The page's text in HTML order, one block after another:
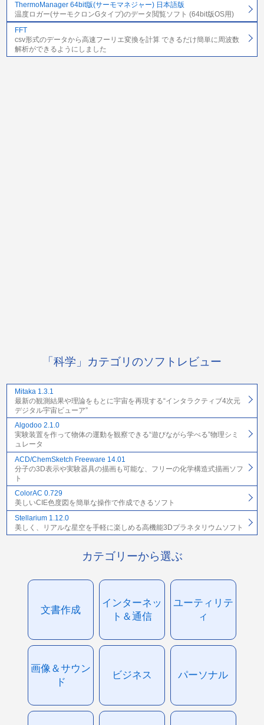
ThermoManager 64bit版(サーモマネジャー) 日本語版
温度ロガー(サーモクロンGタイプ)のデータ閲覧ソフト (64bit版OS用)
FFT
csv形式のデータから高速フーリエ変換を計算 できるだけ簡単に周波数
解析ができるようにしました
「科学」カテゴリのソフトレビュー
Mitaka 1.3.1
最新の観測結果や理論をもとに宇宙を再現する“インタラクティブ4次元
デジタル宇宙ビューア”
Algodoo 2.1.0
実験装置を作って物体の運動を観察できる“遊びながら学べる”物理シミ
ュレータ
ACD/ChemSketch Freeware 14.01
分子の3D表示や実験器具の描画も可能な、フリーの化学構造式描画ソフ
ト
ColorAC 0.729
美しいCIE色度図を簡単な操作で作成できるソフト
Stellarium 1.12.0
美しく、リアルな星空を手軽に楽しめる高機能3Dプラネタリウムソフト
カテゴリーから選ぶ
文書作成
インターネッ
ト＆通信
ユーティリテ
ィ
画像＆サウン
ド
ビジネス パーソナル